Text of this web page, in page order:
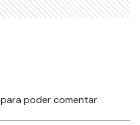
para poder comentar